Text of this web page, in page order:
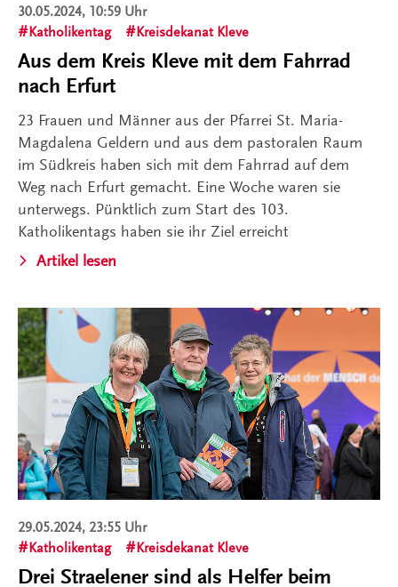
30.05.2024, 10:59 Uhr
Katholikentag
Kreisdekanat Kleve
Aus dem Kreis Kleve mit dem Fahrrad
nach Erfurt
23 Frauen und Männer aus der Pfarrei St. Maria-
Magdalena Geldern und aus dem pastoralen Raum
im Südkreis haben sich mit dem Fahrrad auf dem
Weg nach Erfurt gemacht. Eine Woche waren sie
unterwegs. Pünktlich zum Start des 103.
Katholikentags haben sie ihr Ziel erreicht
Artikel lesen
29.05.2024, 23:55 Uhr
Katholikentag
Kreisdekanat Kleve
Drei Straelener sind als Helfer beim